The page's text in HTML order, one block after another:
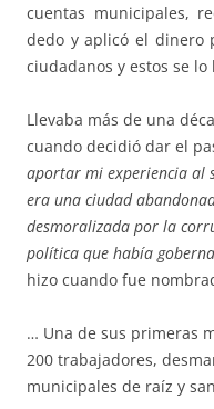
cuentas municipales,
dedo y aplicó el dinero
ciudadanos y estos se
Llevaba más de una
cuando decidió dar el
aportar mi experiencia al
era una ciudad
desmoralizada por la
política que había
hizo cuando fue
… Una de sus primeras
200 trabajadores,
municipales de raíz y